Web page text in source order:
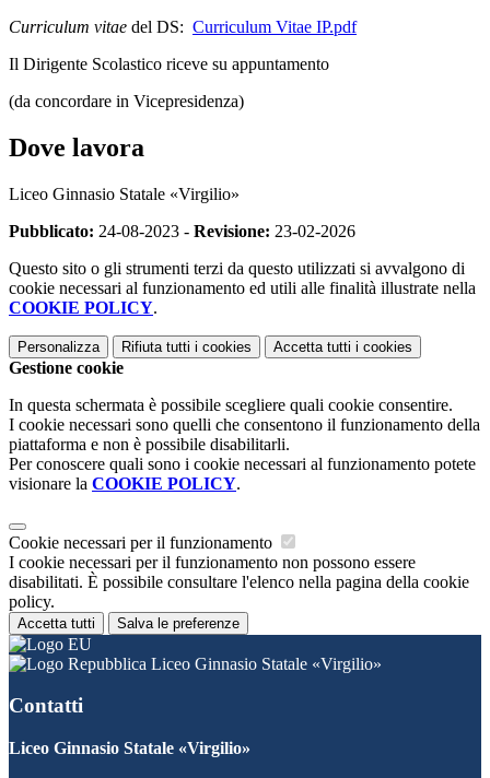
Curriculum vitae del DS: Curriculum Vitae IP.pdf
Il Dirigente Scolastico riceve su appuntamento
(da concordare in Vicepresidenza)
Dove lavora
Liceo Ginnasio Statale «Virgilio»
Pubblicato: 24-08-2023 - Revisione: 23-02-2026
Questo sito o gli strumenti terzi da questo utilizzati si avvalgono di
cookie necessari al funzionamento ed utili alle finalità illustrate nella
COOKIE POLICY.
Personalizza Rifiuta tutti i cookies Accetta tutti i cookies
Gestione cookie
In questa schermata è possibile scegliere quali cookie consentire.
I cookie necessari sono quelli che consentono il funzionamento della
piattaforma e non è possibile disabilitarli.
Per conoscere quali sono i cookie necessari al funzionamento potete
visionare la COOKIE POLICY.
Cookie necessari per il funzionamento
I cookie necessari per il funzionamento non possono essere
disabilitati. È possibile consultare l'elenco nella pagina della cookie
policy.
Accetta tutti Salva le preferenze
Liceo Ginnasio Statale «Virgilio»
Contatti
Liceo Ginnasio Statale «Virgilio»